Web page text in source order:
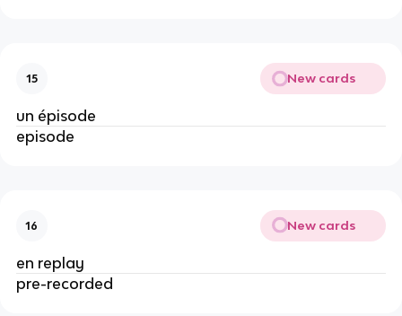
15 New cards
un épisode
episode
16 New cards
en replay
pre-recorded